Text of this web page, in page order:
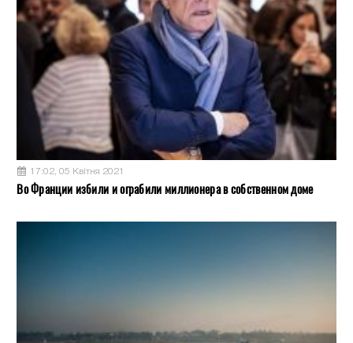
17:02, 05 Квітня 2021
Во Франции избили и ограбили миллионера в собственном доме